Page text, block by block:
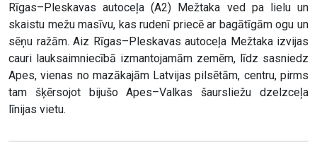
Rīgas–Pleskavas autoceļa (A2) Mežtaka ved pa lielu un
skaistu mežu masīvu, kas rudenī priecē ar bagātīgām ogu un
sēņu ražām. Aiz Rīgas–Pleskavas autoceļa Mežtaka izvijas
cauri lauksaimniecībā izmantojamām zemēm, līdz sasniedz
Apes, vienas no mazākajām Latvijas pilsētām, centru, pirms
tam šķērsojot bijušo Apes–Valkas šaursliežu dzelzceļa
līnijas vietu.